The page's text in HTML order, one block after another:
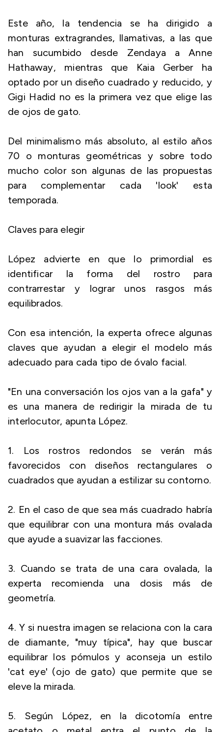
Este año, la tendencia se ha dirigido a
monturas extragrandes, llamativas, a las que
han sucumbido desde Zendaya a Anne
Hathaway, mientras que Kaia Gerber ha
optado por un diseño cuadrado y reducido, y
Gigi Hadid no es la primera vez que elige las
de ojos de gato.
Del minimalismo más absoluto, al estilo años
70 o monturas geométricas y sobre todo
mucho color son algunas de las propuestas
para complementar cada 'look' esta
temporada.
Claves para elegir
López advierte en que lo primordial es
identificar la forma del rostro para
contrarrestar y lograr unos rasgos más
equilibrados.
Con esa intención, la experta ofrece algunas
claves que ayudan a elegir el modelo más
adecuado para cada tipo de óvalo facial.
"En una conversación los ojos van a la gafa" y
es una manera de redirigir la mirada de tu
interlocutor, apunta López.
1. Los rostros redondos se verán más
favorecidos con diseños rectangulares o
cuadrados que ayudan a estilizar su contorno.
2. En el caso de que sea más cuadrado habría
que equilibrar con una montura más ovalada
que ayude a suavizar las facciones.
3. Cuando se trata de una cara ovalada, la
experta recomienda una dosis más de
geometría.
4. Y si nuestra imagen se relaciona con la cara
de diamante, "muy típica", hay que buscar
equilibrar los pómulos y aconseja un estilo
'cat eye' (ojo de gato) que permite que se
eleve la mirada.
5. Según López, en la dicotomía entre